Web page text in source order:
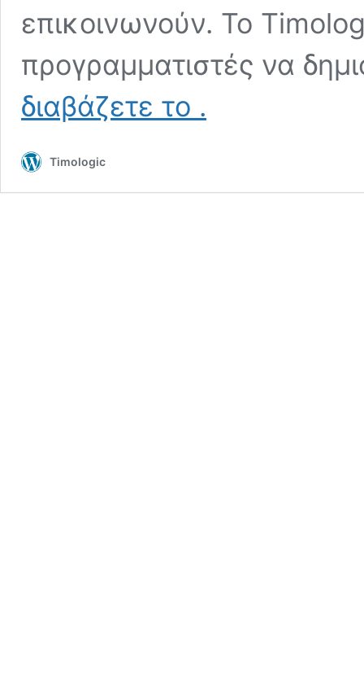
επικοινωνούν. Το
προγραμματιστές να
διαβάζετε το
API
.
Timologic